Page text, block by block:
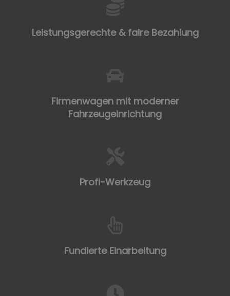
Leistungsgerechte & faire Bezahlung
Firmenwagen mit moderner
Fahrzeugeinrichtung
Profi-Werkzeug
Fundierte Einarbeitung